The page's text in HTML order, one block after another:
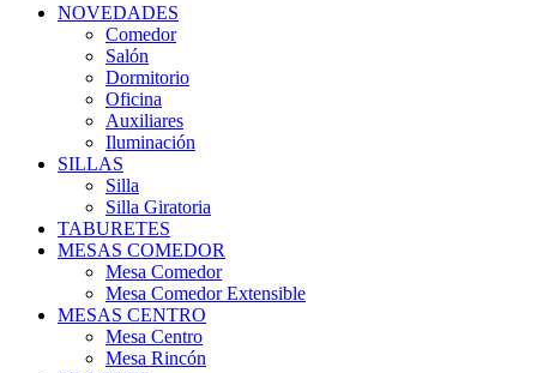
NOVEDADES
Comedor
Salón
Dormitorio
Oficina
Auxiliares
Iluminación
SILLAS
Silla
Silla Giratoria
TABURETES
MESAS COMEDOR
Mesa Comedor
Mesa Comedor Extensible
MESAS CENTRO
Mesa Centro
Mesa Rincón